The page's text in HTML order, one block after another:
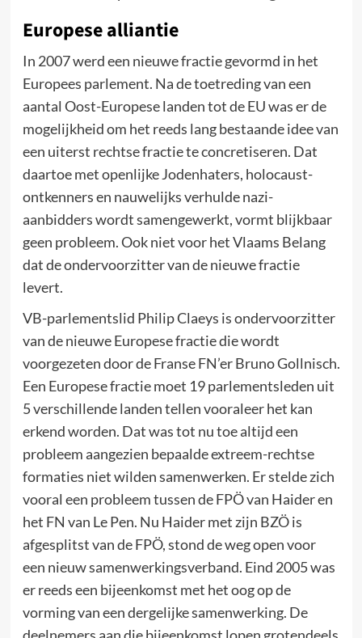
Europese alliantie
In 2007 werd een nieuwe fractie gevormd in het
Europees parlement. Na de toetreding van een
aantal Oost-Europese landen tot de EU was er de
mogelijkheid om het reeds lang bestaande idee van
een uiterst rechtse fractie te concretiseren. Dat
daartoe met openlijke Jodenhaters, holocaust-
ontkenners en nauwelijks verhulde nazi-
aanbidders wordt samengewerkt, vormt blijkbaar
geen probleem. Ook niet voor het Vlaams Belang
dat de ondervoorzitter van de nieuwe fractie
levert.
VB-parlementslid Philip Claeys is ondervoorzitter
van de nieuwe Europese fractie die wordt
voorgezeten door de Franse FN’er Bruno Gollnisch.
Een Europese fractie moet 19 parlementsleden uit
5 verschillende landen tellen vooraleer het kan
erkend worden. Dat was tot nu toe altijd een
probleem aangezien bepaalde extreem-rechtse
formaties niet wilden samenwerken. Er stelde zich
vooral een probleem tussen de FPÖ van Haider en
het FN van Le Pen. Nu Haider met zijn BZÖ is
afgesplitst van de FPÖ, stond de weg open voor
een nieuw samenwerkingsverband. Eind 2005 was
er reeds een bijeenkomst met het oog op de
vorming van een dergelijke samenwerking. De